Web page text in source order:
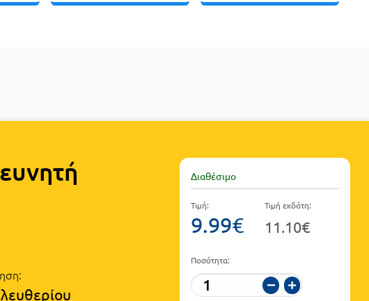
Διαθέσιμο
Τιμή:
9.99€
Τιμή εκδότη:
11.10€
Ποσότητα: